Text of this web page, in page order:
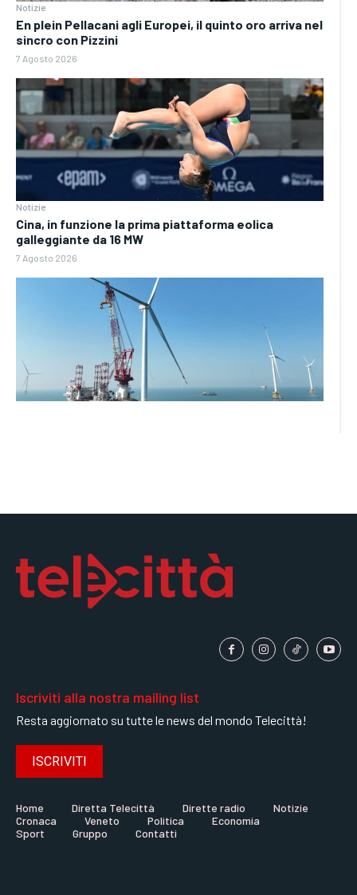
Notizie
En plein Pellacani agli Europei, il quinto oro arriva nel
sincro con Pizzini
7 Agosto 2026
Notizie
Cina, in funzione la prima piattaforma eolica
galleggiante da 16 MW
7 Agosto 2026
Iscriviti alla nostra mailing list
Resta aggiornato su tutte le news del mondo Telecittà!
ISCRIVITI
Home Diretta Telecittà Dirette radio
Notizie
Cronaca
Veneto Politica
Economia
Sport
Gruppo Contatti